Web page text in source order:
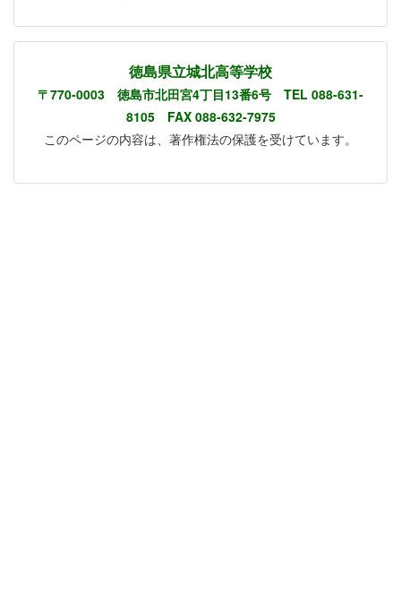
徳島県立城北高等学校
〒770-0003 徳島市北田宮4丁目13番6号 TEL 088-631-
8105 FAX 088-632-7975
このページの内容は、著作権法の保護を受けています。